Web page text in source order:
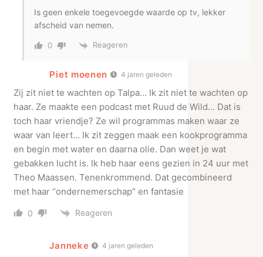
Is geen enkele toegevoegde waarde op tv, lekker
afscheid van nemen.
0 Reageren
Piet moenen 4 jaren geleden
Zij zit niet te wachten op Talpa… Ik zit niet te wachten op
haar. Ze maakte een podcast met Ruud de Wild… Dat is
toch haar vriendje? Ze wil programmas maken waar ze
waar van leert… Ik zit zeggen maak een kookprogramma
en begin met water en daarna olie. Dan weet je wat
gebakken lucht is. Ik heb haar eens gezien in 24 uur met
Theo Maassen. Tenenkrommend. Dat gecombineerd
met haar “ondernemerschap” en fantasie
0 Reageren
Janneke 4 jaren geleden